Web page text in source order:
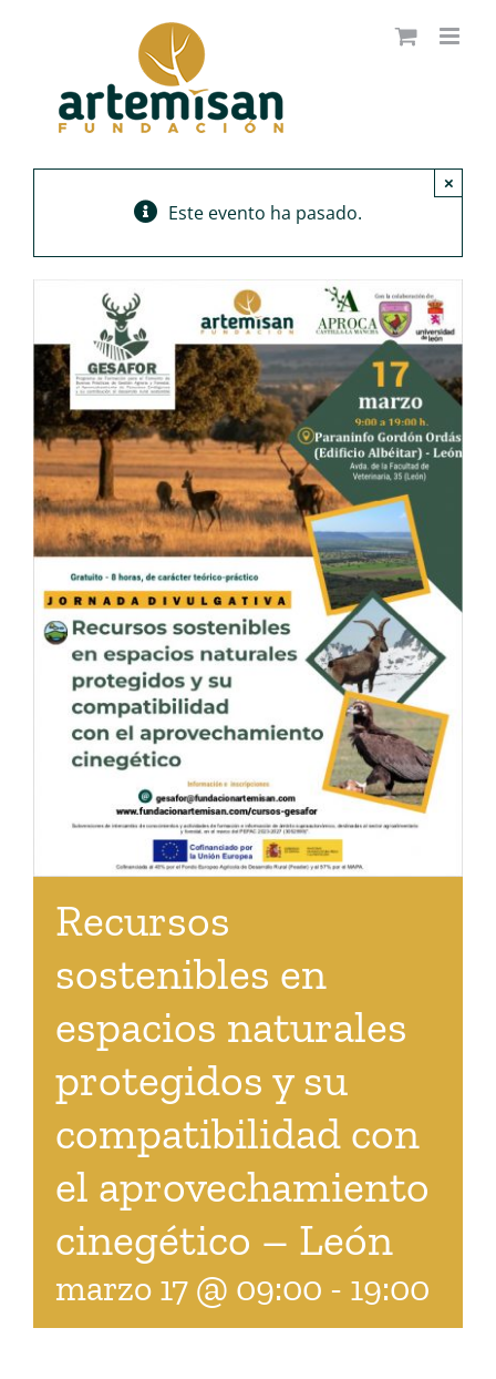
Este evento ha pasado.
×
Recursos
sostenibles en
espacios naturales
protegidos y su
compatibilidad con
el aprovechamiento
cinegético – León
marzo 17 @ 09:00 - 19:00